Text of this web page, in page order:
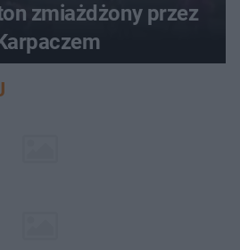
zmiażdżony przez